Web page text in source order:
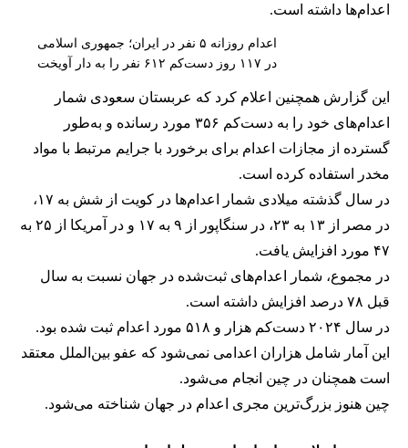
اعدام‌ها داشته است.
اعدام روزانه ۵ نفر در ایران؛ جمهوری اسلامی
در ۱۱۷ روز دست‌کم ۶۱۲ نفر را به دار آویخت
این گزارش همچنین اعلام کرد که عربستان سعودی شمار
اعدام‌های خود را به دست‌کم ۳۵۶ مورد رسانده و به‌طور
گسترده از مجازات اعدام برای برخورد با جرایم مرتبط با مواد
مخدر استفاده کرده است.
در سال گذشته میلادی شمار اعدام‌ها در کویت از شش به ۱۷،
در مصر از ۱۳ به ۲۳، در سنگاپور از ۹ به ۱۷ و در آمریکا از ۲۵ به
۴۷ مورد افزایش یافت.
در مجموع، شمار اعدام‌های ثبت‌شده در جهان نسبت به سال
قبل ۷۸ درصد افزایش داشته است.
در سال ۲۰۲۴ دست‌کم هزار و ۵۱۸ مورد اعدام ثبت شده بود.
این آمار شامل هزاران اعدامی نمی‌شود که عفو بین‌الملل معتقد
است همچنان در چین انجام می‌شود.
چین هنوز بزرگ‌ترین مجری اعدام در جهان شناخته می‌شود.